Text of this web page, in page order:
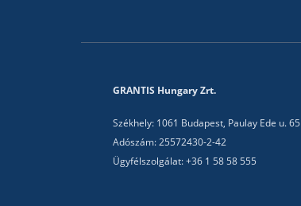
GRANTIS Hungary Zrt.
Székhely: 1061 Budapest, Paulay Ede u. 65
Adószám: 25572430-2-42
Ügyfélszolgálat: +36 1 58 58 555